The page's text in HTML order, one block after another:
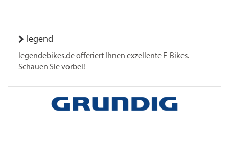
legend
legendebikes.de offeriert Ihnen exzellente E-Bikes.
Schauen Sie vorbei!